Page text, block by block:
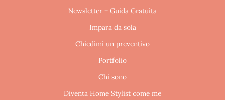
Newsletter + Guida Gratuita
Impara da sola
Chiedimi un preventivo
Portfolio
Chi sono
Diventa Home Stylist come me